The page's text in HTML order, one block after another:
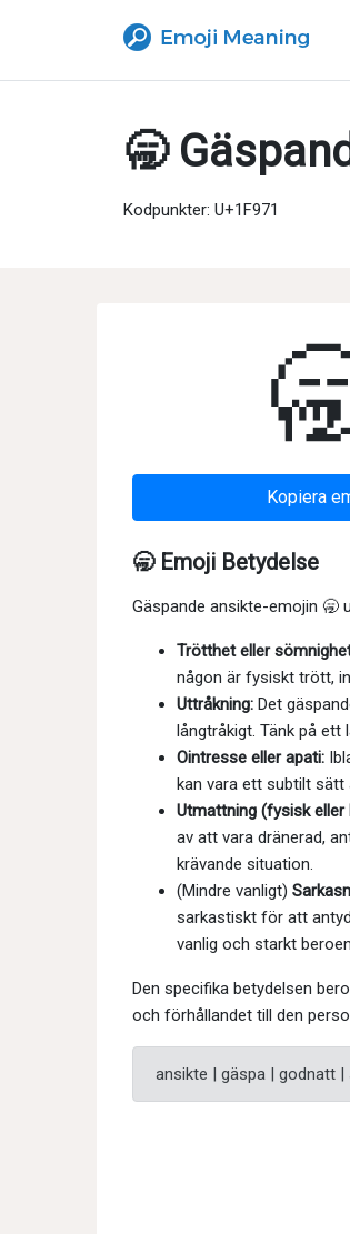
🥱
Kodpunkter: U+1F971
Kopiera
🥱 Emoji Betydelse
Gäspande ansikte-emojin 🥱
Trötthet eller
någon är fysiskt trött,
Uttråkning: Det
långtråkigt. Tänk på
Ointresse eller apati:
kan vara ett subtilt sätt
Utmattning (fysisk eller
av att vara dränerad,
krävande situation.
(Mindre vanligt)
sarkastiskt för att
vanlig och starkt
Den specifika betydelsen
och förhållandet till den
ansikte | gäspa | godnatt